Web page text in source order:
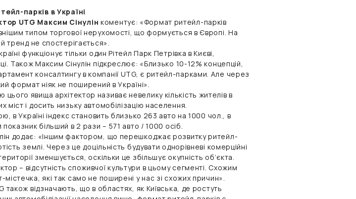
парків в Україні
UTG Максим Сінулінкоментує: «Формат ритейл-парків
типом торгової нерухомості, що формується в Європі. На
тренд не спостерігається».
функціонує тільки один Рітейл Парк Петрівка в Києві,
Також Максим Сінулін підкреслює: «Близько 10-12% концепцій,
консалтингу в компанії UTG, є ритейл-парками. Але через
формат ніяк не поширений в Україні».
явища архітектор називає невелику кількість жителів в
міст і досить низьку автомобілізацію населення.
в Україні індекс становить близько 263 авто на 1000 чол., в
показник більший в 2 рази – 571 авто / 1000 осіб.
додає: «Іншим фактором, що перешкоджає розвитку ритейл-
землі. Через це доцільність будувати однорівневі комерційні
зменшується, оскільки це збільшує окупність об’єкта.
– відсутність споживчої культури в цьому сегменті. Схожим
які так само не поширені у нас зі схожих причин».
також відзначають, що в областях, як Київська, де ростуть